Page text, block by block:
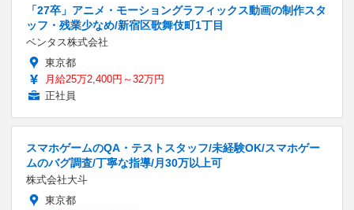
「27卒」アニメ・モーショングラフィックス動画の制作スタ
ッフ・残業少なめ/新宿区歌舞伎町1丁目
ベンタス株式会社
東京都
月給25万2,400円～32万円
正社員
スマホゲームのQA・テストスタッフ/未経験OK/スマホゲー
ムのバグ調査/丁寧な指導/月30万以上可
株式会社大斗
東京都